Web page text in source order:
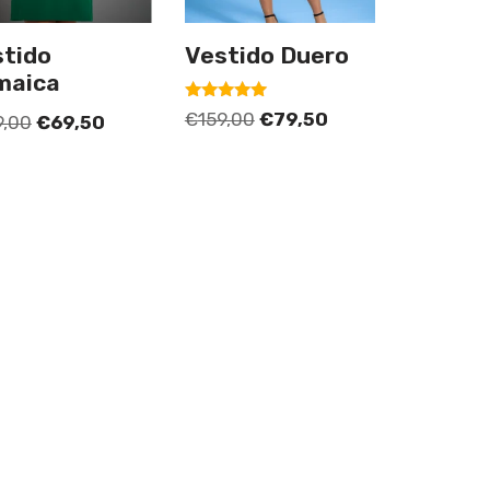
€69,50
Vestido Duero
Valorado
con
€159,00 €79,50